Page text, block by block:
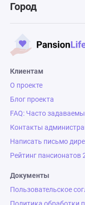
Город
Клиентам
О проекте
Блог проекта
FAQ: Часто
Контакты
Написать письмо
Рейтинг пансионатов
Документы
Пользовательское